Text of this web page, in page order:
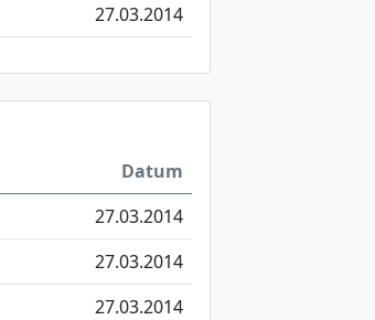
27.03.2014
Datum
27.03.2014
27.03.2014
27.03.2014